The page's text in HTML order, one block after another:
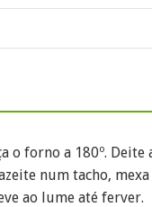
o forno a 180º. Deite
num tacho,
ao lume até ferver.